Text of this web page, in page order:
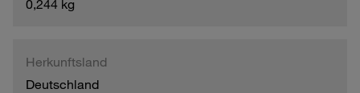
0,244 kg
Herkunftsland
Deutschland